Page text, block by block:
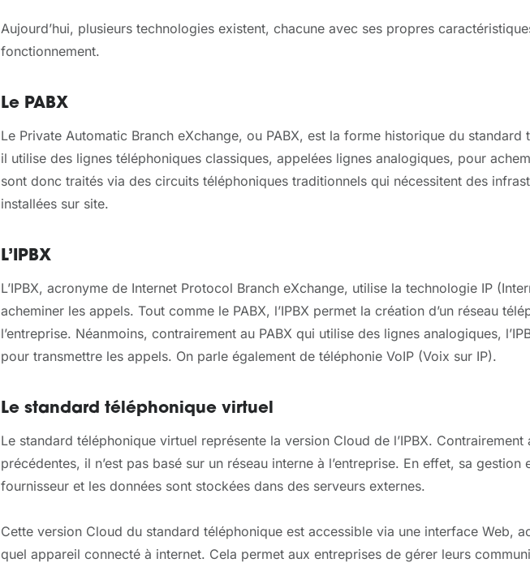
Aujourd’hui, plusieurs technologies existent, chacune avec ses propres
fonctionnement.
Le PABX
Le Private Automatic Branch eXchange, ou PABX, est la forme historique du standard
il utilise des lignes téléphoniques classiques, appelées lignes analogiques, pour
sont donc traités via des circuits téléphoniques traditionnels qui nécessitent des
installées sur site.
L’IPBX
L’IPBX, acronyme de Internet Protocol Branch eXchange, utilise la technologie IP
acheminer les appels. Tout comme le PABX, l’IPBX permet la création d’un réseau
l’entreprise. Néanmoins, contrairement au PABX qui utilise des lignes analogiques,
pour transmettre les appels. On parle également de téléphonie VoIP (Voix sur IP).
Le standard téléphonique virtuel
Le standard téléphonique virtuel représente la version Cloud de l’IPBX.
précédentes, il n’est pas basé sur un réseau interne à l’entreprise. En effet, sa gestion
fournisseur et les données sont stockées dans des serveurs externes.
Cette version Cloud du standard téléphonique est accessible via une interface Web,
quel appareil connecté à internet. Cela permet aux entreprises de gérer leurs